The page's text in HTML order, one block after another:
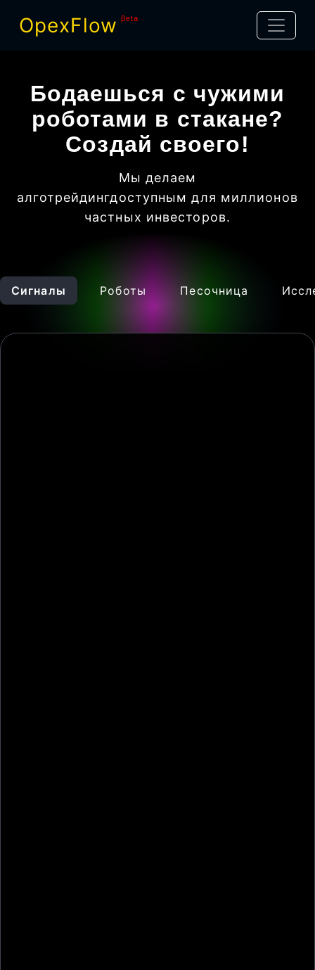
OpexFlow βeta
Бодаешься с чужими
роботами в стакане?
Создай своего!
Мы делаем
алготрейдингдоступным для миллионов
частных инвесторов.
Сигналы Роботы Песочница